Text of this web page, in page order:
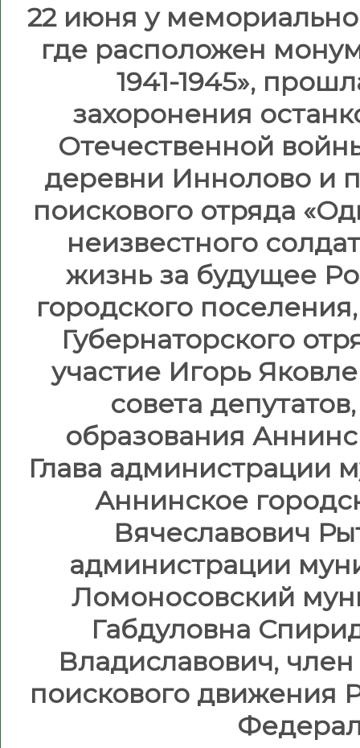
22 июня у
где расположен
1941-1945»,
захоронения
Отечественной
деревни Иннолово и
поискового отряда
неизвестного
жизнь за будущее
городского
Губернаторского
участие Игорь
совета
образования
Глава администрации
Аннинское
Вячеславович
администрации
Ломоносовский
Габдуловна
Владиславович,
поискового движения